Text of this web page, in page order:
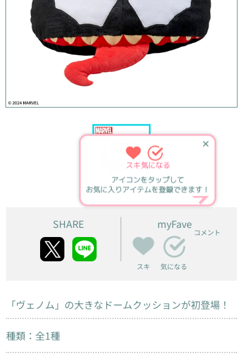
✕
スキ気になる
アイコンをタップして
お気に入りアイテムを登録できます！
SHARE myFave
スキ 気になる
コメント
「ヴェノム」の大きなドームクッションが初登場！
種類：全1種